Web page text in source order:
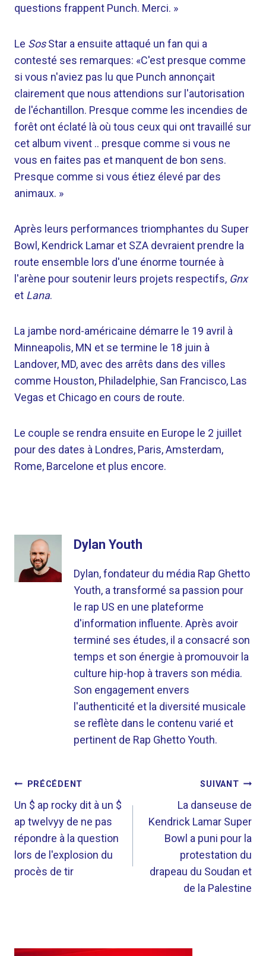
questions frappent Punch. Merci. »
Le SosStar a ensuite attaqué un fan qui a
contesté ses remarques: «C'est presque comme
si vous n'aviez pas lu que Punch annonçait
clairement que nous attendions sur l'autorisation
de l'échantillon. Presque comme les incendies de
forêt ont éclaté là où tous ceux qui ont travaillé sur
cet album vivent .. presque comme si vous ne
vous en faites pas et manquent de bon sens.
Presque comme si vous étiez élevé par des
animaux. »
Après leurs performances triomphantes du Super
Bowl, Kendrick Lamar et SZA devraient prendre la
route ensemble lors d'une énorme tournée à
l'arène pour soutenir leurs projets respectifs, Gnx
et Lana.
La jambe nord-américaine démarre le 19 avril à
Minneapolis, MN et se termine le 18 juin à
Landover, MD, avec des arrêts dans des villes
comme Houston, Philadelphie, San Francisco, Las
Vegas et Chicago en cours de route.
Le couple se rendra ensuite en Europe le 2 juillet
pour des dates à Londres, Paris, Amsterdam,
Rome, Barcelone et plus encore.
Dylan Youth
Dylan, fondateur du média Rap Ghetto
Youth, a transformé sa passion pour
le rap US en une plateforme
d'information influente. Après avoir
terminé ses études, il a consacré son
temps et son énergie à promouvoir la
culture hip-hop à travers son média.
Son engagement envers
l'authenticité et la diversité musicale
se reflète dans le contenu varié et
pertinent de Rap Ghetto Youth.
NAVIGATION
DE
L’ARTICLE
PRÉCÉDENT
Un $ ap rocky dit à un $
ap twelvyy de ne pas
répondre à la question
lors de l'explosion du
procès de tir
SUIVANT
La danseuse de
Kendrick Lamar Super
Bowl a puni pour la
protestation du
drapeau du Soudan et
de la Palestine